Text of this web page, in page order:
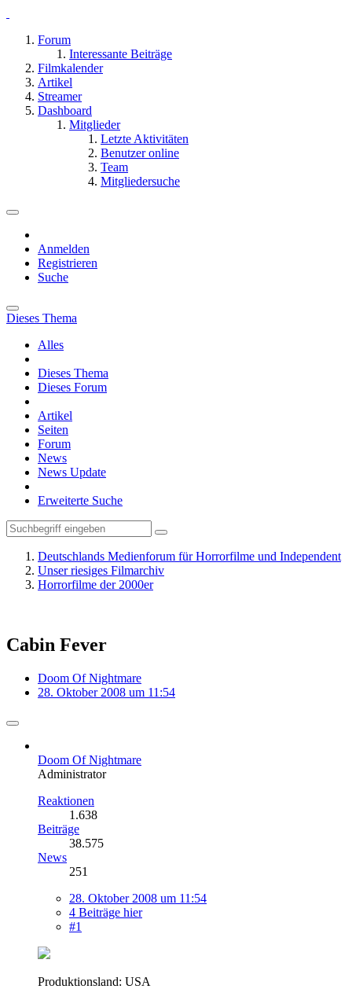
Forum
Interessante Beiträge
Filmkalender
Artikel
Streamer
Dashboard
Mitglieder
Letzte Aktivitäten
Benutzer online
Team
Mitgliedersuche
Anmelden
Registrieren
Suche
Dieses Thema
Alles
Dieses Thema
Dieses Forum
Artikel
Seiten
Forum
News
News Update
Erweiterte Suche
Deutschlands Medienforum für Horrorfilme und Independent
Unser riesiges Filmarchiv
Horrorfilme der 2000er
Cabin Fever
Doom Of Nightmare
28. Oktober 2008 um 11:54
Doom Of Nightmare
Administrator
Reaktionen
1.638
Beiträge
38.575
News
251
28. Oktober 2008 um 11:54
4 Beiträge hier
#1
Produktionsland: USA